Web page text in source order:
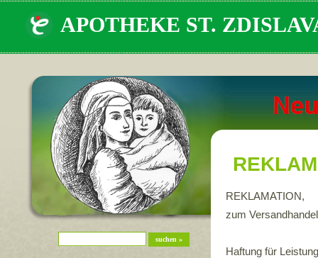
APOTHEKE ST.
REKLAMATION,
zum
Haftung für